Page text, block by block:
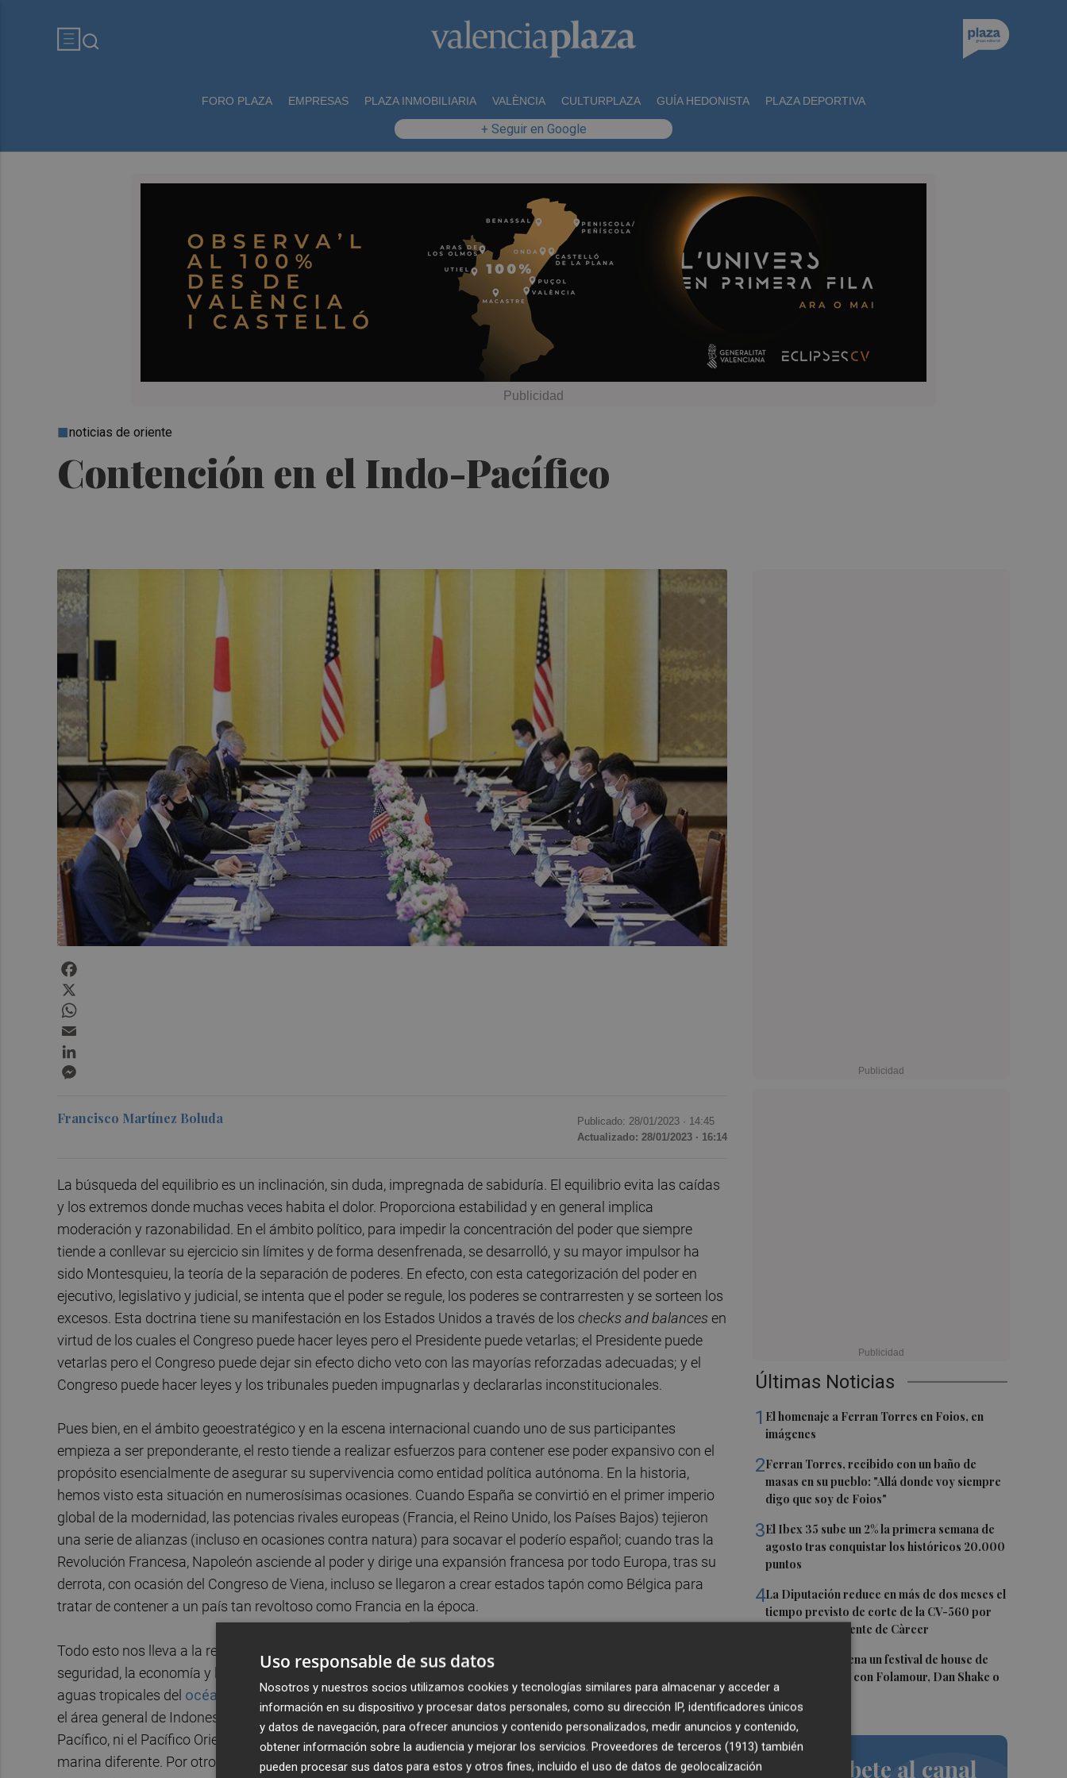
FORO PLAZA EMPRESAS PLAZA INMOBILIARIA VALÈNCIA CULTURPLAZA GUÍA HEDONISTA PLAZA DEPORTIVA
+ Seguir en Google
Contención en el Indo-Pacífico
noticias de oriente
Últimas Noticias
1 El homenaje a Ferran Torres en Foios, en
imágenes
2Ferran Torres, recibido con un baño de
masas en su pueblo: "Allá donde voy siempre
digo que soy de Foios"
3El Ibex 35 sube un 2% la primera semana de
agosto tras conquistar los históricos 20.000
puntos
4La Diputación reduce en más de dos meses el
tiempo previsto de corte de la CV-560 por
las obras del puente de Càrcer
Roig Arena estrena un festival de house de
más de 10 horas con Folamour, Dan Shake o
The Basement
Suscríbete al canal
Francisco Martínez Boluda Publicado: 28/01/2023 · 14:45
Actualizado: 28/01/2023 · 16:14
La búsqueda del equilibrio es un inclinación, sin duda, impregnada de sabiduría. El equilibrio evita las caídas
y los extremos donde muchas veces habita el dolor. Proporciona estabilidad y en general implica
moderación y razonabilidad. En el ámbito político, para impedir la concentración del poder que siempre
tiende a conllevar su ejercicio sin límites y de forma desenfrenada, se desarrolló, y su mayor impulsor ha
sido Montesquieu, la teoría de la separación de poderes. En efecto, con esta categorización del poder en
ejecutivo, legislativo y judicial, se intenta que el poder se regule, los poderes se contrarresten y se sorteen los
excesos. Esta doctrina tiene su manifestación en los Estados Unidos a través de los checks and balances en
virtud de los cuales el Congreso puede hacer leyes pero el Presidente puede vetarlas; el Presidente puede
vetarlas pero el Congreso puede dejar sin efecto dicho veto con las mayorías reforzadas adecuadas; y el
Congreso puede hacer leyes y los tribunales pueden impugnarlas y declararlas inconstitucionales.
Pues bien, en el ámbito geoestratégico y en la escena internacional cuando uno de sus participantes
empieza a ser preponderante, el resto tiende a realizar esfuerzos para contener ese poder expansivo con el
propósito esencialmente de asegurar su supervivencia como entidad política autónoma. En la historia,
hemos visto esta situación en numerosísimas ocasiones. Cuando España se convirtió en el primer imperio
global de la modernidad, las potencias rivales europeas (Francia, el Reino Unido, los Países Bajos) tejieron
una serie de alianzas (incluso en ocasiones contra natura) para socavar el poderío español; cuando tras la
Revolución Francesa, Napoleón asciende al poder y dirige una expansión francesa por todo Europa, tras su
derrota, con ocasión del Congreso de Viena, incluso se llegaron a crear estados tapón como Bélgica para
tratar de contener a un país tan revoltoso como Francia en la época.
Todo esto nos lleva a la región del Indo-Pacífico que en la actualidad se ha convertido en clave para la
seguridad, la economía y la diplomacia globales. El Indo-Pacífico es una zona
aguas tropicales del océano Índico, elocéano Pacíficooccidental y central, y el mar que conecta las dos en
el área general de Indonesia. Quedan excluidas las zonas templadas y polares de los océanos Índico y
Pacífico, ni el Pacífico Oriental Tropical, en la costa del Pacífico de América que forman parte de una región
marina diferente. Por otro lado, la mayoría de los expertos entienden que por razón de su ascendente
Uso responsable de sus datos
Nosotros y nuestros socios utilizamos cookies y tecnologías similares para almacenar y acceder a
información en su dispositivo y procesar datos personales, como su dirección IP, identificadores únicos
y datos de navegación, para ofrecer anuncios y contenido personalizados, medir anuncios y contenido,
obtener información sobre la audiencia y mejorar los servicios. Proveedores de terceros (1913) también
pueden procesar sus datos para estos y otros fines, incluido el uso de datos de geolocalización